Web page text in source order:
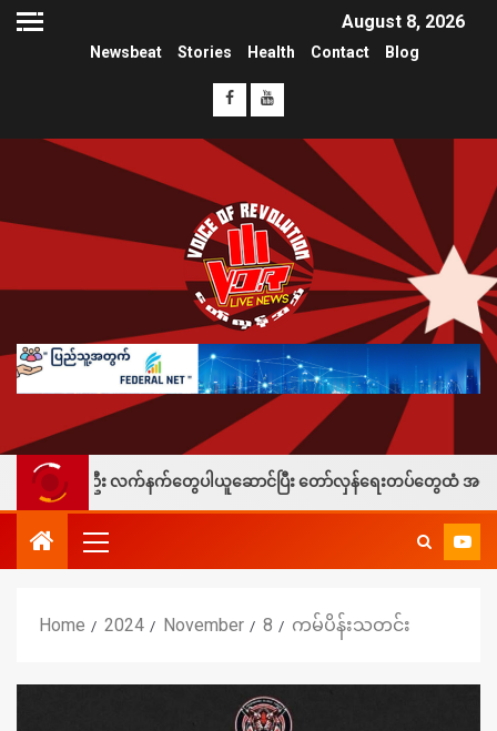
August 8, 2026
Newsbeat Stories Health Contact Blog
း လက်နက်တွေပါယူဆောင်ပြီး တော်လှန်ရေးတပ်တွေထံ အပ်နှံလို့ သိန်းတစ်
Home 2024 November 8 ကမ်ပိန်းသတင်း